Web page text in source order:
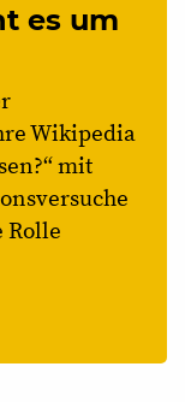
es um
Wikipedia
mit
Rolle